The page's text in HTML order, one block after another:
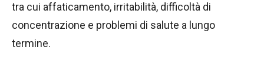
tra cui affaticamento, irritabilità, difficoltà di
concentrazione e problemi di salute a lungo
termine.